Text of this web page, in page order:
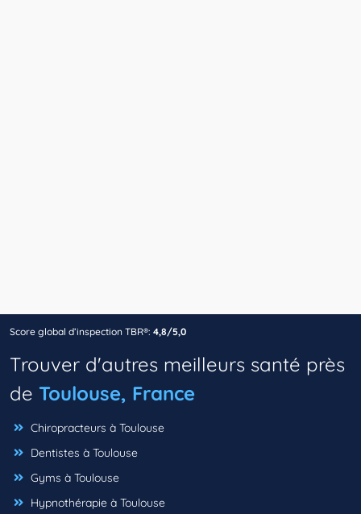
Score global d’inspection TBR®: 4,8/5,0
Trouver d'autres meilleurs santé près
de Toulouse, France
Chiropracteurs à Toulouse
Dentistes à Toulouse
Gyms à Toulouse
Hypnothérapie à Toulouse